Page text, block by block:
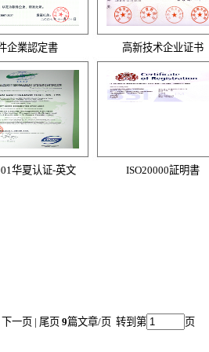
企業認定書 高新技术企业证书
华夏认证-英文 ISO20000証明書
下一页 | 尾页 9篇文章/页 转到第 页